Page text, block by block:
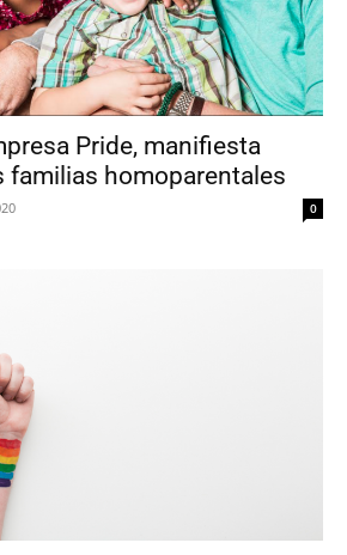
Pride, manifiesta
familias homoparentales
0